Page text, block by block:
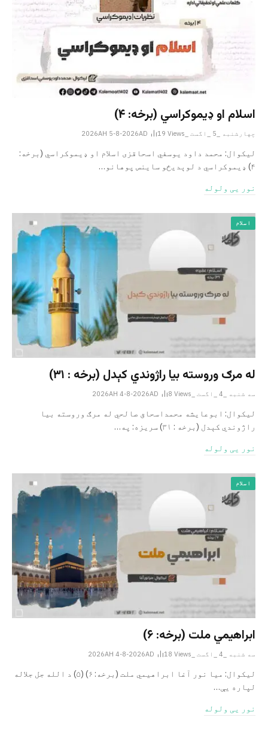
اسلام او ډیموکراسي (برخه: ۴)
چهارشنبه _5 _اگست _2026AH 5-8-2026AD 19 Views
لیکوال: محمد داود یوسفي اسحاقزی اسلام او ډیموکراسي (برخه:
۴) ډیموکراسي د لوېدیځو ساینس پوهانو…
نور یی ولوله
اسلام
له مرګ وروسته بیا راژوندي کېدل (برخه : ۳۱)
سه شنبه _4 _اگست _2026AH 4-8-2026AD 8 Views
لیکوال: ابوعایشه محمداسحاق صالحي له مرګ وروسته بیا
راژوندي کېدل (برخه : ۳۱) سریزه: په…
نور یی ولوله
اسلام
ابراهيمي ملت (برخه: ۶)
سه شنبه _4 _اگست _2026AH 4-8-2026AD 18 Views
ليکوال: میا نور آغا ابراهيمي ملت (برخه: ۶) (۵) د الله جل جلاله
لپاره یې…
نور یی ولوله